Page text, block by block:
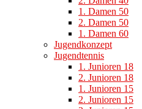
1. Damen 50
2. Damen 50
1. Damen 60
Jugendkonzept
Jugendtennis
1. Junioren 18
2. Junioren 18
1. Junioren 15
2. Junioren 15